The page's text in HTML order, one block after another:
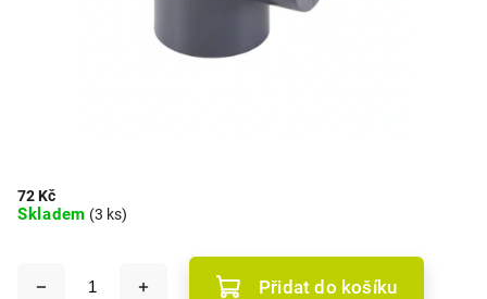
72 Kč
Skladem (3 ks)
Přidat do košíku